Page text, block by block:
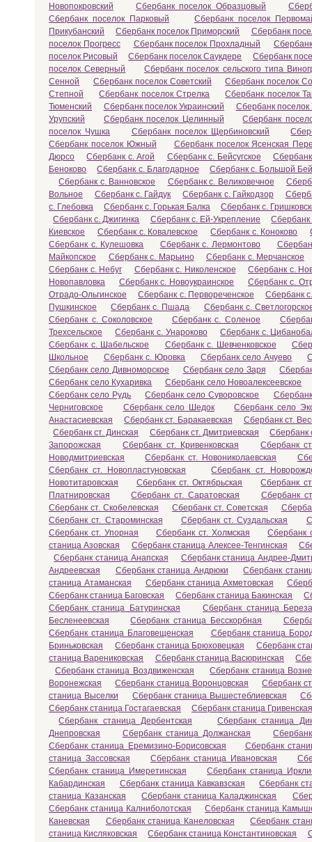
Новопокровский
Сбербанк поселок Образцовый
Сбербанк поселок Парковый
Сбербанк поселок
Прикубанский
Сбербанк поселок Приморский
Сбербанк
поселок Прогресс
Сбербанк поселок Прохладный
поселок Рисовый
Сбербанк поселок Саукдере
Сбербанк
поселок Северный
Сбербанк поселок сельского типа
Сенной
Сбербанк поселок Советский
Сбербанк поселок
Степной
Сбербанк поселок Стрелка
Сбербанк поселок
Тюменский
Сбербанк поселок Украинский
Сбербанк поселок
Урупский
Сбербанк поселок Целинный
Сбербанк
поселок Чушка
Сбербанк поселок Щербиновский
Сбербанк поселок Южный
Сбербанк поселок Ясенская
Дюрсо
Сбербанк с. Агой Сбербанк с. Бейсугское
Беноково
Сбербанк с. Благодарное
Сбербанк с. Большой
Сбербанк с. Ванновское
Сбербанк с. Великовечное
Вольное
Сбербанк с. Гайдук Сбербанк с. Гайкодзор
с. Глебовка
Сбербанк с. Горькая Балка
Сбербанк с.
Сбербанк с. Джигинка
Сбербанк с. Ей-Укрепление
Сбербанк
Киевское
Сбербанк с. Ковалевское Сбербанк с. Коноково
Сбербанк с. Кулешовка
Сбербанк с. Лермонтово
Майкопское
Сбербанк с. Марьино
Сбербанк с. Мерчанское
Сбербанк с. Небуг
Сбербанк с. Николенское
Сбербанк с.
Новопавловка
Сбербанк с. Новоукраинское
Сбербанк с.
Отрадо-Ольгинское
Сбербанк с. Первореченское
Сбербанк
Пушкинское
Сбербанк с. Пшада
Сбербанк с.
Сбербанк с. Соколовское
Сбербанк с. Соленое
Трехсельское
Сбербанк с. Унароково
Сбербанк с.
Сбербанк с. Шабельское
Сбербанк с. Шевченковское
Школьное
Сбербанк с. Юровка Сбербанк село Ачуево
Сбербанк село Дивноморское
Сбербанк село Заря
Сбербанк село Кухаривка
Сбербанк село Новоалексеевское
Сбербанк село Рудь
Сбербанк село Суворовское
Черниговское
Сбербанк село Шедок
Сбербанк село
Анастасиевская
Сбербанк ст. Баракаевская
Сбербанк ст.
Сбербанк ст. Динская
Сбербанк ст. Дмитриевская
Сбербанк
Запорожская
Сбербанк ст. Кривенковская
Сбербанк
Новодмитриевская
Сбербанк ст. Новониколаевская
Сбербанк ст. Новопластуновская
Сбербанк ст.
Новотитаровская
Сбербанк ст. Октябрьская
Сбербанк
Платнировская
Сбербанк ст. Саратовская
Сбербанк
Сбербанк ст. Скобелевская
Сбербанк ст. Советская
Сбербанк ст. Староминская
Сбербанк ст. Суздальская
Сбербанк ст. Упорная
Сбербанк ст. Холмская
Сбербанк
станица Азовская
Сбербанк станица Алексее-Тенгинская
Сбербанк станица Анапская
Сбербанк станица Андрее-
Андреевская
Сбербанк станица Андрюки
Сбербанк
станица Атаманская
Сбербанк станица Ахметовская
Сбербанк станица Баговская
Сбербанк станица Бакинская
Сбербанк станица Батуринская
Сбербанк станица
Бесленеевская
Сбербанк станица Бесскорбная
Сбербанк станица Благовещенская
Сбербанк станица
Бриньковская
Сбербанк станица Брюховецкая
Сбербанк
станица Варениковская
Сбербанк станица Васюринская
Сбербанк станица Воздвиженская
Сбербанк станица
Воронежская
Сбербанк станица Воронцовская
Сбербанк
станица Выселки
Сбербанк станица Вышестеблиевская
Сбербанк станица Гостагаевская
Сбербанк станица Гривенская
Сбербанк станица Дербентская
Сбербанк станица
Днепровская
Сбербанк станица Должанская
Сбербанк станица Еремизино-Борисовская
Сбербанк
станица Зассовская
Сбербанк станица Ивановская
Сбербанк станица Имеретинская
Сбербанк станица
Кабардинская
Сбербанк станица Кавкавзская
Сбербанк
станица Казанская
Сбербанк станица Каладжинская
Сбербанк станица Калниболотская
Сбербанк станица
Каневская
Сбербанк станица Канеловская
Сбербанк
станица Кисляковская
Сбербанк станица Константиновская